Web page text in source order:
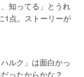
知ってる」とうれ
1点。ストーリーが
ルク」は面白かっ
ったからかな？